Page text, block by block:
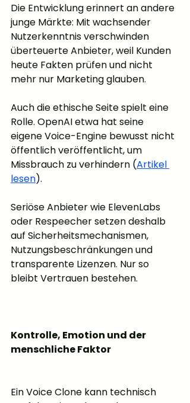
Die Entwicklung erinnert an andere
junge Märkte: Mit wachsender
Nutzerkenntnis verschwinden
überteuerte Anbieter, weil Kunden
heute Fakten prüfen und nicht
mehr nur Marketing glauben.
Auch die ethische Seite spielt eine
Rolle. OpenAI etwa hat seine
eigene Voice-Engine bewusst nicht
öffentlich veröffentlicht, um
Missbrauch zu verhindern (Artikel
lesen).
Seriöse Anbieter wie ElevenLabs
oder Respeecher setzen deshalb
auf Sicherheitsmechanismen,
Nutzungsbeschränkungen und
transparente Lizenzen. Nur so
bleibt Vertrauen bestehen.
Kontrolle, Emotion und der
menschliche Faktor
Ein Voice Clone kann technisch